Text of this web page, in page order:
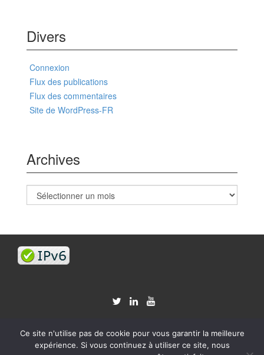
Divers
Connexion
Flux des publications
Flux des commentaires
Site de WordPress-FR
Archives
Archives
© 2026G33Keries.org
Ce site n'utilise pas de cookie pour vous garantir la meilleure
expérience. Si vous continuez à utiliser ce site, nous